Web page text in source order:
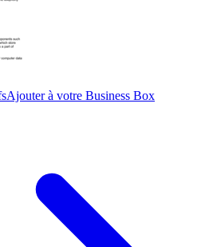
Ajouter à votre Business Box